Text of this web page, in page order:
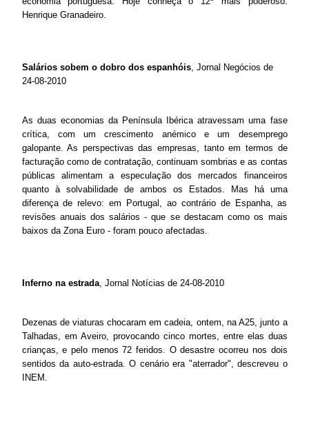
Henrique Granadeiro.
Salários sobem o dobro dos espanhóis, Jornal Negócios de
24-08-2010
As duas economias da Península Ibérica atravessam uma fase
crítica, com um crescimento anémico e um desemprego
galopante. As perspectivas das empresas, tanto em termos de
facturação como de contratação, continuam sombrias e as contas
públicas alimentam a especulação dos mercados financeiros
quanto à solvabilidade de ambos os Estados. Mas há uma
diferença de relevo: em Portugal, ao contrário de Espanha, as
revisões anuais dos salários - que se destacam como os mais
baixos da Zona Euro - foram pouco afectadas.
Inferno na estrada, Jornal Notícias de 24-08-2010
Dezenas de viaturas chocaram em cadeia, ontem, na A25, junto a
Talhadas, em Aveiro, provocando cinco mortes, entre elas duas
crianças, e pelo menos 72 feridos. O desastre ocorreu nos dois
sentidos da auto-estrada. O cenário era "aterrador", descreveu o
INEM.